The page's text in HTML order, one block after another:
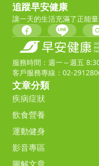
追蹤早安健康
讓一天的生活充滿了正能
服務時間：週一～週五
客戶服務專線：02-
文章分類
疾病症狀
飲食營養
運動健身
影音專區